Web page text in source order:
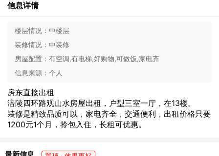
信息详情
楼层情况： 中楼层
装修情况： 中装修
房屋配置： 有空调,有电梯,好购物,可做饭,家电齐
信息来源： 个人
房东直接出租
涪陵四环路观山水房屋出租，户型三室一厅，在13楼。
装修是精致品质可以，家电齐全，交通便利，出租价格只要
1200元1个月，拎包入住，长租可优惠。